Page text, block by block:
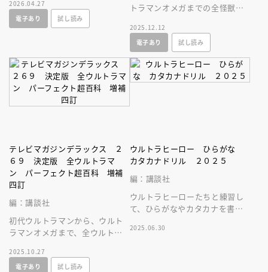
訂版。必殺技やプロフィールを
大公開！
2026.04.27
電子あり
試し読み
トラマンオメガまでの全怪獣・
た！
2025.12.12
電子あり
試し読み
テレビマガジンデラックス ２
６９ 決定版 全ウルトラマ
ン パーフェクト超百科 増補
四訂
編：講談社
初代ウルトラマンから、ウルト
ラマンオメガまで、全ウルトラ
ラマンの変身、超能力、技など
を大公開だ。
2025.10.27
電子あり
試し読み
ウルトラヒーロー ひらがな
カタカナドリル ２０２５
編：講談社
ウルトラヒーローたちと練習し
て、ひらがなやカタカナを書い
ます。
2025.06.30